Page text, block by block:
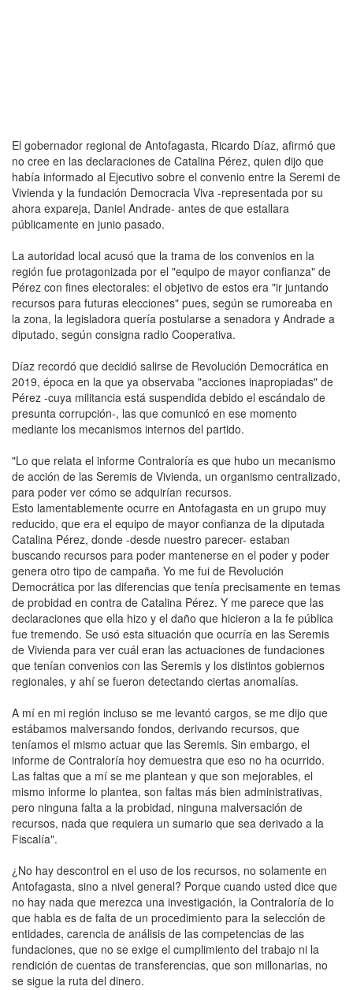
El gobernador regional de Antofagasta, Ricardo Díaz, afirmó que
no cree en las declaraciones de Catalina Pérez, quien dijo que
había informado al Ejecutivo sobre el convenio entre la Seremi de
Vivienda y la fundación Democracia Viva -representada por su
ahora expareja, Daniel Andrade- antes de que estallara
públicamente en junio pasado.
La autoridad local acusó que la trama de los convenios en la
región fue protagonizada por el "equipo de mayor confianza" de
Pérez con fines electorales: el objetivo de estos era "ir juntando
recursos para futuras elecciones" pues, según se rumoreaba en
la zona, la legisladora quería postularse a senadora y Andrade a
diputado, según consigna radio Cooperativa.
Díaz recordó que decidió salirse de Revolución Democrática en
2019, época en la que ya observaba "acciones inapropiadas" de
Pérez -cuya militancia está suspendida debido el escándalo de
presunta corrupción-, las que comunicó en ese momento
mediante los mecanismos internos del partido.
"Lo que relata el informe Contraloría es que hubo un mecanismo
de acción de las Seremis de Vivienda, un organismo centralizado,
para poder ver cómo se adquirían recursos.
Esto lamentablemente ocurre en Antofagasta en un grupo muy
reducido, que era el equipo de mayor confianza de la diputada
Catalina Pérez, donde -desde nuestro parecer- estaban
buscando recursos para poder mantenerse en el poder y poder
genera otro tipo de campaña. Yo me fui de Revolución
Democrática por las diferencias que tenía precisamente en temas
de probidad en contra de Catalina Pérez. Y me parece que las
declaraciones que ella hizo y el daño que hicieron a la fe pública
fue tremendo. Se usó esta situación que ocurría en las Seremis
de Vivienda para ver cuál eran las actuaciones de fundaciones
que tenían convenios con las Seremis y los distintos gobiernos
regionales, y ahí se fueron detectando ciertas anomalías.
A mí en mi región incluso se me levantó cargos, se me dijo que
estábamos malversando fondos, derivando recursos, que
teníamos el mismo actuar que las Seremis. Sin embargo, el
informe de Contraloría hoy demuestra que eso no ha ocurrido.
Las faltas que a mí se me plantean y que son mejorables, el
mismo informe lo plantea, son faltas más bien administrativas,
pero ninguna falta a la probidad, ninguna malversación de
recursos, nada que requiera un sumario que sea derivado a la
Fiscalía".
¿No hay descontrol en el uso de los recursos, no solamente en
Antofagasta, sino a nivel general? Porque cuando usted dice que
no hay nada que merezca una investigación, la Contraloría de lo
que habla es de falta de un procedimiento para la selección de
entidades, carencia de análisis de las competencias de las
fundaciones, que no se exige el cumplimiento del trabajo ni la
rendición de cuentas de transferencias, que son millonarias, no
se sigue la ruta del dinero.